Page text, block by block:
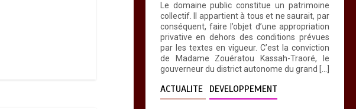
Le domaine public constitue un patrimoine
collectif. Il appartient à tous et ne saurait, par
conséquent, faire l’objet d’une appropriation
privative en dehors des conditions prévues
par les textes en vigueur. C’est la conviction
de Madame Zouératou Kassah-Traoré, le
gouverneur du district autonome du grand […]
ACTUALITE DEVELOPPEMENT